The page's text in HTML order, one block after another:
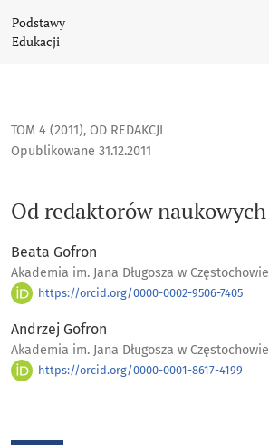
Podstawy
Edukacji
TOM 4 (2011), OD REDAKCJI
Od redaktorów naukowych
Opublikowane 31.12.2011
Beata Gofron
Akademia im. Jana Długosza w Częstochowie
https://orcid.org/0000-0002-9506-7405
Andrzej Gofron
Akademia im. Jana Długosza w Częstochowie
https://orcid.org/0000-0001-8617-4199